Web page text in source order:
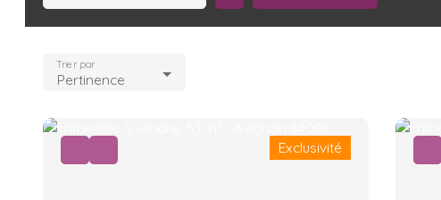
Pertinence
Trier par
Exclusivité